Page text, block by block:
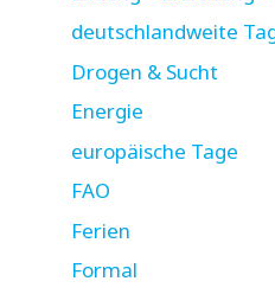
deutschlandweite
Drogen & Sucht
Energie
europäische Tage
FAO
Ferien
Formal